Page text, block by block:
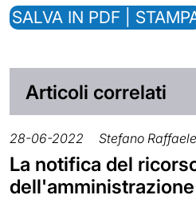
SALVA IN PDF |
Articoli correlati
28-06-2022 Stefano
La notifica del